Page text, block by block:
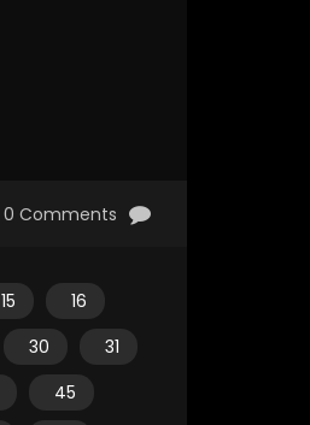
0 Comments
15
16
30
31
45